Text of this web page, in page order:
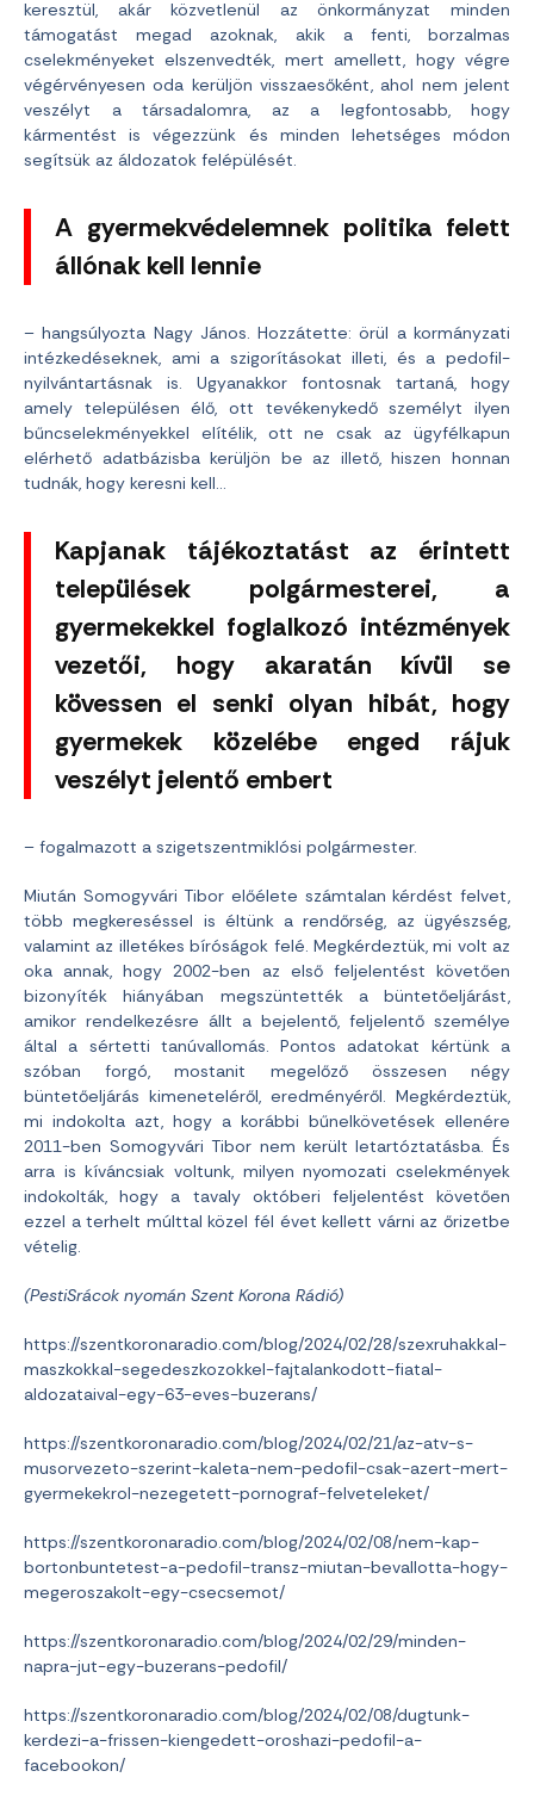
keresztül, akár közvetlenül az önkormányzat minden
támogatást megad azoknak, akik a fenti, borzalmas
cselekményeket elszenvedték, mert amellett, hogy végre
végérvényesen oda kerüljön visszaesőként, ahol nem jelent
veszélyt a társadalomra, az a legfontosabb, hogy
kármentést is végezzünk és minden lehetséges módon
segítsük az áldozatok felépülését.
A gyermekvédelemnek politika felett
állónak kell lennie
– hangsúlyozta Nagy János. Hozzátette: örül a kormányzati
intézkedéseknek, ami a szigorításokat illeti, és a pedofil-
nyilvántartásnak is. Ugyanakkor fontosnak tartaná, hogy
amely településen élő, ott tevékenykedő személyt ilyen
bűncselekményekkel elítélik, ott ne csak az ügyfélkapun
elérhető adatbázisba kerüljön be az illető, hiszen honnan
tudnák, hogy keresni kell…
Kapjanak tájékoztatást az érintett
települések polgármesterei, a
gyermekekkel foglalkozó intézmények
vezetői, hogy akaratán kívül se
kövessen el senki olyan hibát, hogy
gyermekek közelébe enged rájuk
veszélyt jelentő embert
– fogalmazott a szigetszentmiklósi polgármester.
Miután Somogyvári Tibor előélete számtalan kérdést felvet,
több megkereséssel is éltünk a rendőrség, az ügyészség,
valamint az illetékes bíróságok felé. Megkérdeztük, mi volt az
oka annak, hogy 2002-ben az első feljelentést követően
bizonyíték hiányában megszüntették a büntetőeljárást,
amikor rendelkezésre állt a bejelentő, feljelentő személye
által a sértetti tanúvallomás. Pontos adatokat kértünk a
szóban forgó, mostanit megelőző összesen négy
büntetőeljárás kimeneteléről, eredményéről. Megkérdeztük,
mi indokolta azt, hogy a korábbi bűnelkövetések ellenére
2011-ben Somogyvári Tibor nem került letartóztatásba. És
arra is kíváncsiak voltunk, milyen nyomozati cselekmények
indokolták, hogy a tavaly októberi feljelentést követően
ezzel a terhelt múlttal közel fél évet kellett várni az őrizetbe
vételig.
(PestiSrácok nyomán Szent Korona Rádió)
https://szentkoronaradio.com/blog/2024/02/28/szexruhakkal-
maszkokkal-segedeszkozokkel-fajtalankodott-fiatal-
aldozataival-egy-63-eves-buzerans/
https://szentkoronaradio.com/blog/2024/02/21/az-atv-s-
musorvezeto-szerint-kaleta-nem-pedofil-csak-azert-mert-
gyermekekrol-nezegetett-pornograf-felveteleket/
https://szentkoronaradio.com/blog/2024/02/08/nem-kap-
bortonbuntetest-a-pedofil-transz-miutan-bevallotta-hogy-
megeroszakolt-egy-csecsemot/
https://szentkoronaradio.com/blog/2024/02/29/minden-
napra-jut-egy-buzerans-pedofil/
https://szentkoronaradio.com/blog/2024/02/08/dugtunk-
kerdezi-a-frissen-kiengedett-oroshazi-pedofil-a-
facebookon/